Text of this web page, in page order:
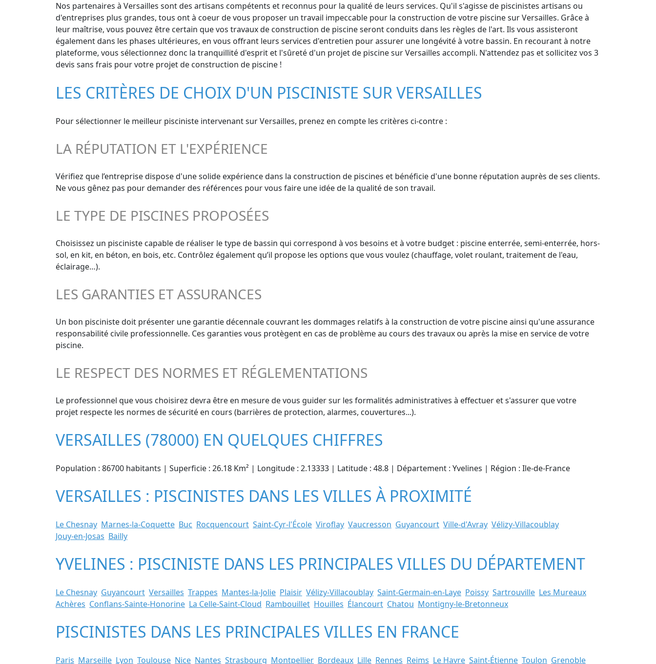
Nos partenaires à Versailles sont des artisans compétents et reconnus pour la qualité de leurs services. Qu'il s'agisse de piscinistes artisans ou
d'entreprises plus grandes, tous ont à coeur de vous proposer un travail impeccable pour la construction de votre piscine sur Versailles. Grâce à
leur maîtrise, vous pouvez être certain que vos travaux de construction de piscine seront conduits dans les règles de l'art. Ils vous assisteront
également dans les phases ultérieures, en vous offrant leurs services d'entretien pour assurer une longévité à votre bassin. En recourant à notre
plateforme, vous sélectionnez donc la tranquillité d'esprit et l'sûreté d'un projet de piscine sur Versailles accompli. N'attendez pas et sollicitez vos 3
devis sans frais pour votre projet de construction de piscine !
LES CRITÈRES DE CHOIX D'UN PISCINISTE SUR VERSAILLES
Pour sélectionner le meilleur pisciniste intervenant sur Versailles, prenez en compte les critères ci-contre :
LA RÉPUTATION ET L'EXPÉRIENCE
Vérifiez que l’entreprise dispose d'une solide expérience dans la construction de piscines et bénéficie d'une bonne réputation auprès de ses clients.
Ne vous gênez pas pour demander des références pour vous faire une idée de la qualité de son travail.
LE TYPE DE PISCINES PROPOSÉES
Choisissez un pisciniste capable de réaliser le type de bassin qui correspond à vos besoins et à votre budget : piscine enterrée, semi-enterrée, hors-
sol, en kit, en béton, en bois, etc. Contrôlez également qu’il propose les options que vous voulez (chauffage, volet roulant, traitement de l'eau,
éclairage…).
LES GARANTIES ET ASSURANCES
Un bon pisciniste doit présenter une garantie décennale couvrant les dommages relatifs à la construction de votre piscine ainsi qu'une assurance
responsabilité civile professionnelle. Ces garanties vous protègent en cas de problème au cours des travaux ou après la mise en service de votre
piscine.
LE RESPECT DES NORMES ET RÉGLEMENTATIONS
Le professionnel que vous choisirez devra être en mesure de vous guider sur les formalités administratives à effectuer et s'assurer que votre
projet respecte les normes de sécurité en cours (barrières de protection, alarmes, couvertures...).
VERSAILLES (78000) EN QUELQUES CHIFFRES
Population : 86700 habitants | Superficie : 26.18 Km² | Longitude : 2.13333 | Latitude : 48.8 | Département : Yvelines | Région : Ile-de-France
VERSAILLES : PISCINISTES DANS LES VILLES À PROXIMITÉ
Le Chesnay Marnes-la-Coquette Buc Rocquencourt Saint-Cyr-l'École Viroflay Vaucresson Guyancourt Ville-d'Avray Vélizy-Villacoublay
Jouy-en-Josas Bailly
YVELINES : PISCINISTE DANS LES PRINCIPALES VILLES DU DÉPARTEMENT
Le Chesnay Guyancourt Versailles Trappes Mantes-la-Jolie Plaisir Vélizy-Villacoublay Saint-Germain-en-Laye Poissy Sartrouville Les Mureaux
Achères Conflans-Sainte-Honorine La Celle-Saint-Cloud Rambouillet Houilles Élancourt Chatou Montigny-le-Bretonneux
PISCINISTES DANS LES PRINCIPALES VILLES EN FRANCE
Paris Marseille Lyon Toulouse Nice Nantes Strasbourg Montpellier Bordeaux Lille Rennes Reims Le Havre Saint-Étienne Toulon Grenoble